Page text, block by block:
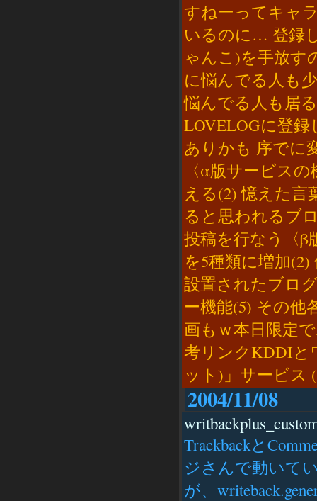
すねーってキャ
いるのに… 登録
ゃんこ)を手放
に悩んでる人も
悩んでる人も居
LOVELOGに登
ありかも 序でに
〈α版サービス
える(2) 憶えた
ると思われるブ
投稿を行なう〈β
を5種類に増加
設置されたブロ
ー機能(5) その他
画もｗ本日限定
考リンクKDDIと
ット)」サービス
2004/11/08
Trackbackと
ジさんで動いて
が、